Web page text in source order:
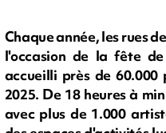
Chaque année, les rues
l'occasion de la fête
accueilli près de 60.000
2025. De 18 heures à
avec plus de 1.000